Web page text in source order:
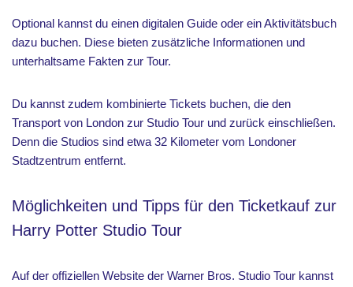
Optional kannst du einen digitalen Guide oder ein Aktivitätsbuch
dazu buchen. Diese bieten zusätzliche Informationen und
unterhaltsame Fakten zur Tour.
Du kannst zudem kombinierte Tickets buchen, die den
Transport von London zur Studio Tour und zurück einschließen.
Denn die Studios sind etwa 32 Kilometer vom Londoner
Stadtzentrum entfernt.
Möglichkeiten und Tipps für den Ticketkauf zur
Harry Potter Studio Tour
Auf der offiziellen Website der Warner Bros. Studio Tour kannst